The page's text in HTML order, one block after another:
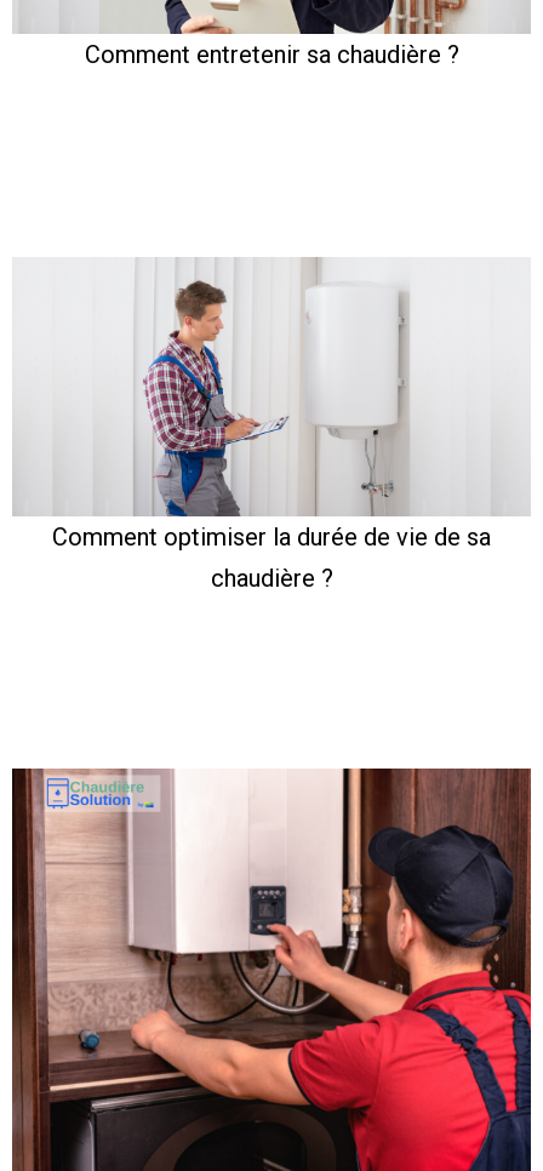
Comment entretenir sa chaudière ?
Comment optimiser la durée de vie de sa
chaudière ?